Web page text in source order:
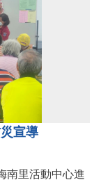
宣導
南里活動中心進